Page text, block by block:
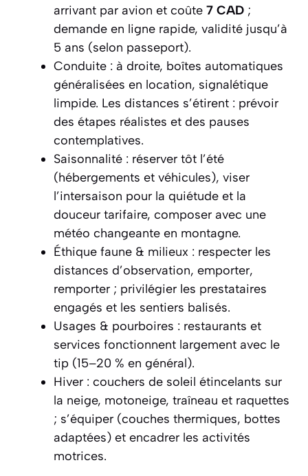
arrivant par avion et coûte 7 CAD ;
demande en ligne rapide, validité jusqu’à
5 ans (selon passeport).
Conduite : à droite, boîtes automatiques
généralisées en location, signalétique
limpide. Les distances s’étirent : prévoir
des étapes réalistes et des pauses
contemplatives.
Saisonnalité : réserver tôt l’été
(hébergements et véhicules), viser
l’intersaison pour la quiétude et la
douceur tarifaire, composer avec une
météo changeante en montagne.
Éthique faune & milieux : respecter les
distances d’observation, emporter,
remporter ; privilégier les prestataires
engagés et les sentiers balisés.
Usages & pourboires : restaurants et
services fonctionnent largement avec le
tip (15–20 % en général).
Hiver : couchers de soleil étincelants sur
la neige, motoneige, traîneau et raquettes
; s’équiper (couches thermiques, bottes
adaptées) et encadrer les activités
motrices.